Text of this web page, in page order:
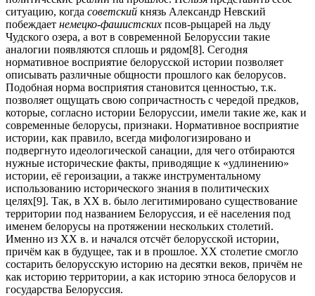
ситуацию, когда советский князь Александр Невский
побеждает немецко-фашистских псов-рыцарей на льду
Чудского озера, а вот в современной Белоруссии такие
аналогии появляются сплошь и рядом[8]. Сегодня
нормативное восприятие белорусской истории позволяет
описывать различные общности прошлого как белорусов.
Подобная норма восприятия становится ценностью, т.к.
позволяет ощущать свою сопричастность с чередой предков,
которые, согласно истории Белоруссии, имели такие же, как и
современные белорусы, признаки. Нормативное восприятие
истории, как правило, всегда мифологизировано и
подвергнуто идеологической санации, для чего отбираются
нужные исторические факты, приводящие к «удлинению»
истории, её героизации, а также инструментальному
использованию исторического знания в политических
целях[9]. Так, в ХХ в. было легитимировано существование
территории под названием Белоруссия, и её населения под
именем белорусы на протяжении нескольких столетий.
Именно из ХХ в. и начался отсчёт белорусской истории,
причём как в будущее, так и в прошлое. ХХ столетие смогло
состарить белорусскую историю на десятки веков, причём не
как историю территории, а как историю этноса белорусов и
государства Белоруссия.